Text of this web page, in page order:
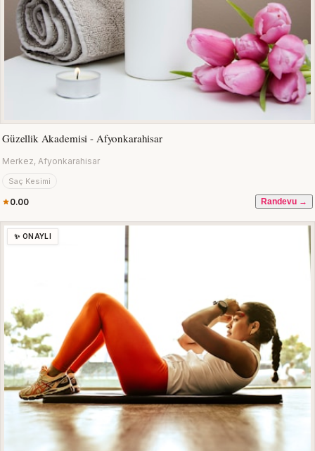
Güzellik Akademisi - Afyonkarahisar
Merkez, Afyonkarahisar
Saç Kesimi
0.00 Randevu →
✨ ONAYLI